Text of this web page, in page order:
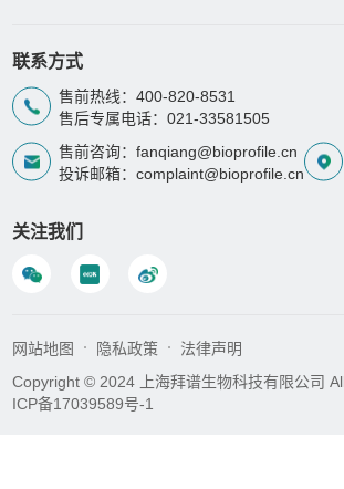
联系方式
售前热线：400-820-8531
售后专属电话：021-33581505
售前咨询：fanqiang@bioprofile.cn
投诉邮箱：complaint@bioprofile.cn
关注我们
网站地图 隐私政策
法律声明
Copyright © 2024 上海拜谱生物科技有限公司
ICP备17039589号-1